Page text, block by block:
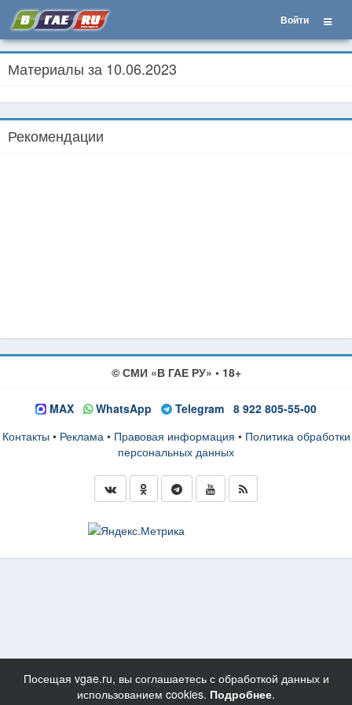
Войти
Материалы за 10.06.2023
Рекомендации
© СМИ «В ГАЕ РУ» • 18+
MAX WhatsApp Telegram 8 922 805-55-00
Контакты • Реклама• Правовая информация • Политика обработки
персональных данных
Посещая vgae.ru, вы соглашаетесь с обработкой данных и
использованием cookies. Подробнее.